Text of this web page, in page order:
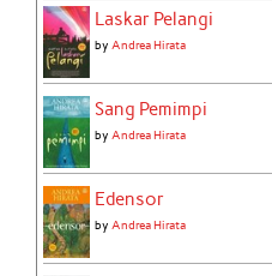
Laskar Pelangi
byAndrea Hirata
Sang Pemimpi
byAndrea Hirata
Edensor
byAndrea Hirata